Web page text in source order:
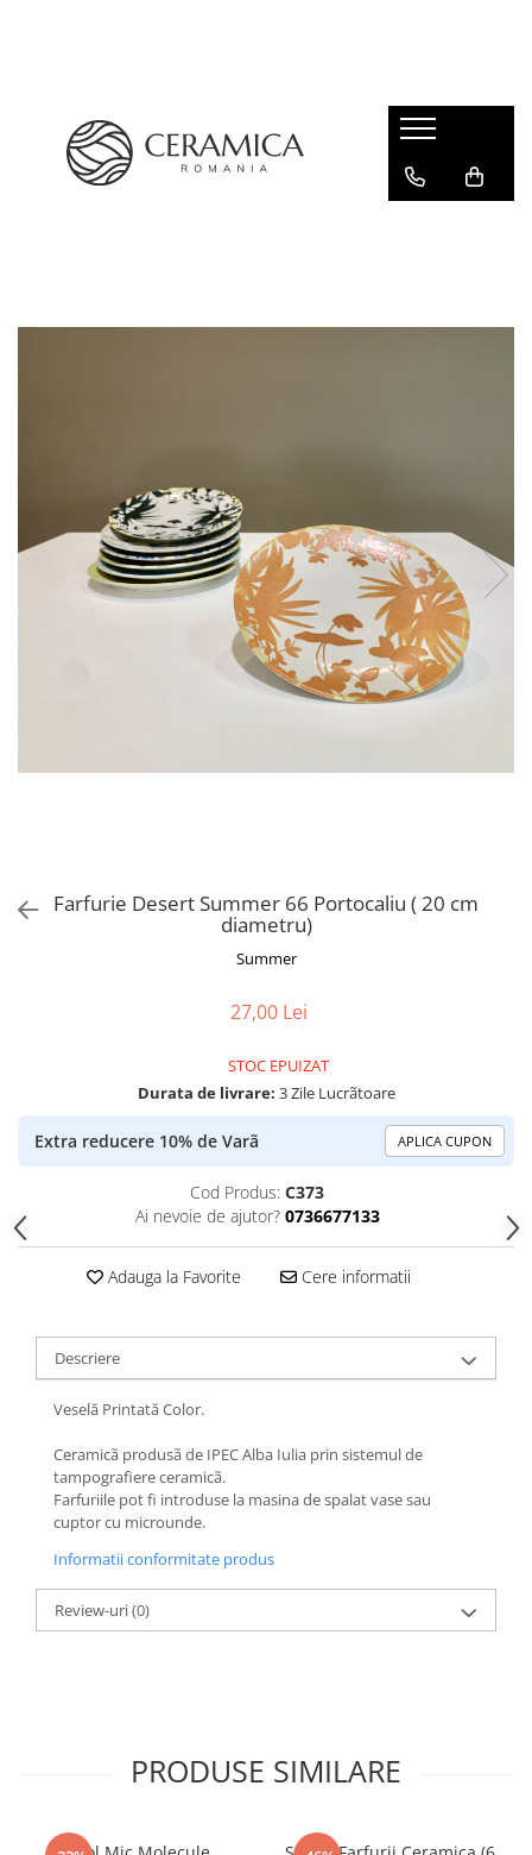
Căni & Cești
Pahare Ceramica Senso Novum
Farfurie Desert Summer 66 Portocaliu ( 20 cm
diametru)
Summer
27,00 Lei
STOC EPUIZAT
Durata de livrare: 3 Zile Lucrãtoare
Extra reducere 10% de Varã APLICA CUPON
Cod Produs: C373
Ai nevoie de ajutor? 0736677133
Adauga la Favorite Cere informatii
Descriere
Veselă Printată Color.
Ceramicã produsã de IPEC Alba Iulia prin sistemul de
tampografiere ceramicã.
Farfuriile pot fi introduse la masina de spalat vase sau
cuptor cu microunde.
Informatii conformitate produs
Review-uri(0)
PRODUSE SIMILARE